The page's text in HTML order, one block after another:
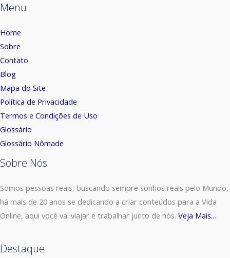
Menu
Home
Sobre
Contato
Blog
Mapa do Site
Política de Privacidade
Termos e Condições de Uso
Glossário
Glossário Nômade
Sobre Nós
Somos pessoas reais, buscando sempre sonhos reais pelo Mundo,
há mais de 20 anos se dedicando a criar conteúdos para a Vida
Online, aqui você vai viajar e trabalhar junto de nós. Veja Mais…
Destaque